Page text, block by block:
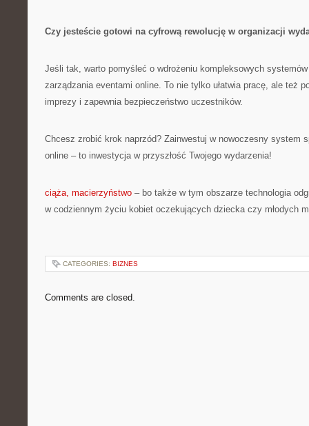
Czy jesteście gotowi na cyfrową rewolucję w organizacji
Jeśli tak, warto pomyśleć o wdrożeniu kompleksowych
zarządzania eventami online. To nie tylko ułatwia pracę, ale też
imprezy i zapewnia bezpieczeństwo uczestników.
Chcesz zrobić krok naprzód? Zainwestuj w nowoczesny system
online – to inwestycja w przyszłość Twojego wydarzenia!
ciąża, macierzyństwo – bo także w tym obszarze technologia
w codziennym życiu kobiet oczekujących dziecka czy młodych
CATEGORIES: BIZNES
Comments are closed.